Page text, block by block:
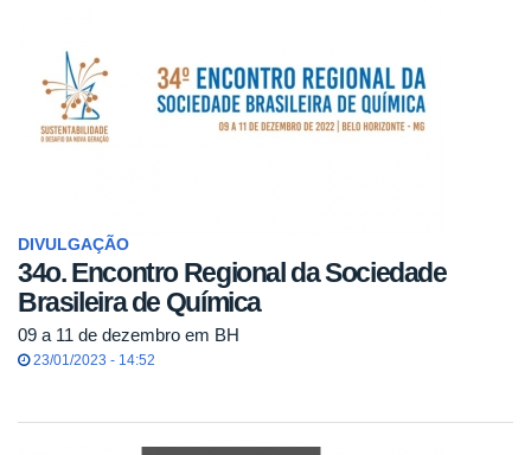
DIVULGAÇÃO
34o. Encontro Regional da Sociedade
Brasileira de Química
09 a 11 de dezembro em BH
23/01/2023 - 14:52